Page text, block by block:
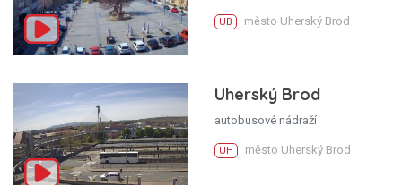
UB město Uherský Brod
Uherský Brod
autobusové nádraží
UH město Uherský Brod